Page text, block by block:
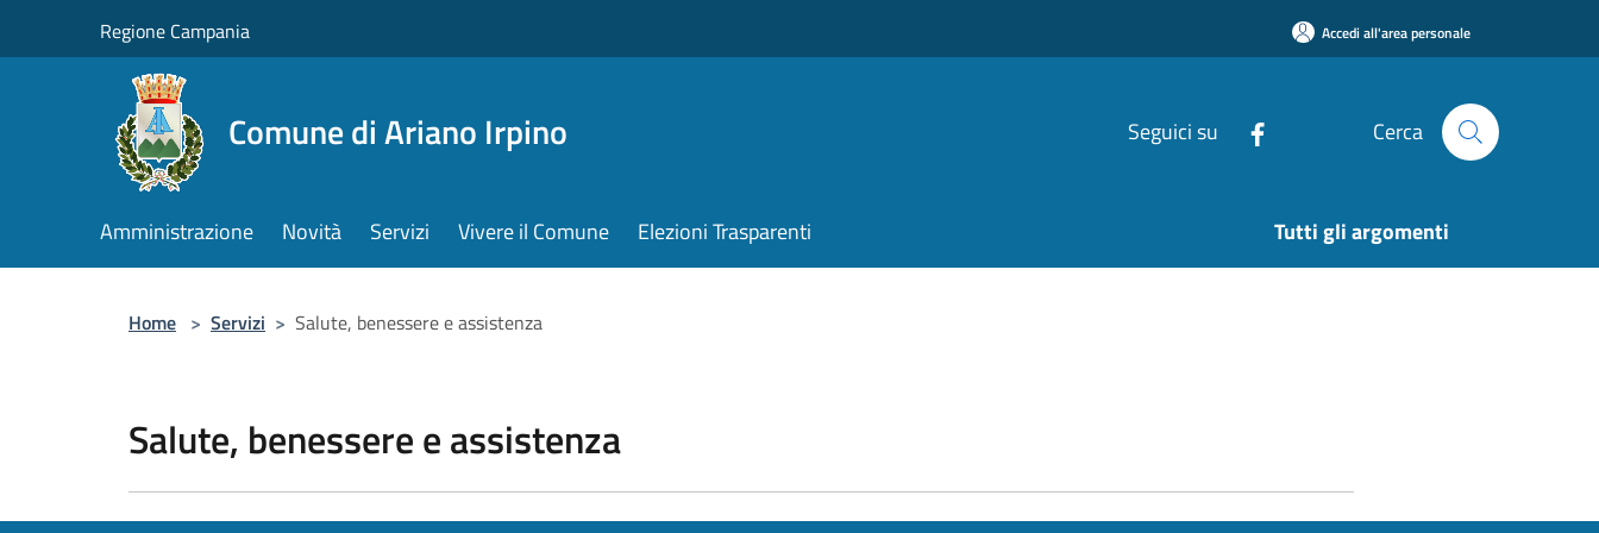
Regione Campania Accedi all'area personale
Comune di Ariano Irpino Seguici su Cerca
Amministrazione Novità Servizi Vivere il Comune Elezioni Trasparenti Tutti gli argomenti
Home > Servizi > Salute, benessere e assistenza
Salute, benessere e assistenza